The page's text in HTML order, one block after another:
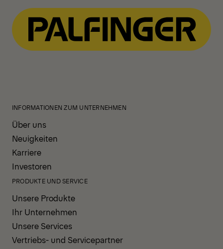
INFORMATIONEN ZUM UNTERNEHMEN
Über uns
Neuigkeiten
Karriere
Investoren
PRODUKTE UND SERVICE
Unsere Produkte
Ihr Unternehmen
Unsere Services
Vertriebs- und Servicepartner